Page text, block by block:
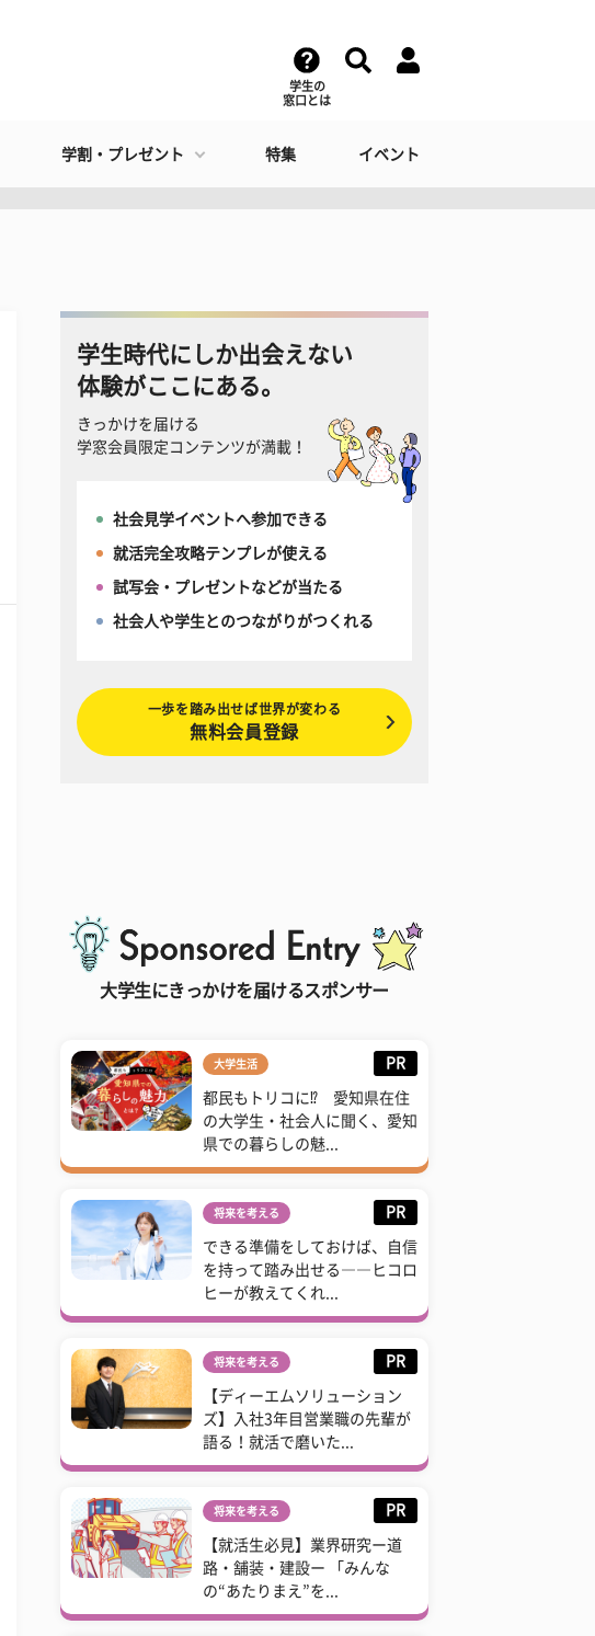
学生の
窓口とは
学割・プレゼント 特集 イベント
学生時代にしか出会えない
体験がここにある。
きっかけを届ける
学窓会員限定コンテンツが満載！
社会見学イベントへ参加できる
就活完全攻略テンプレが使える
試写会・プレゼントなどが当たる
社会人や学生とのつながりがつくれる
一歩を踏み出せば世界が変わる
無料会員登録
大学生にきっかけを届けるスポンサー
大学生活 PR
都民もトリコに⁉ 愛知県在住
の大学生・社会人に聞く、愛知
県での暮らしの魅...
将来を考える PR
できる準備をしておけば、自信
を持って踏み出せる――ヒコロ
ヒーが教えてくれ...
将来を考える PR
【ディーエムソリューション
ズ】入社3年目営業職の先輩が
語る！就活で磨いた...
将来を考える PR
【就活生必見】業界研究ー道
路・舗装・建設ー 「みんな
の“あたりまえ”を...